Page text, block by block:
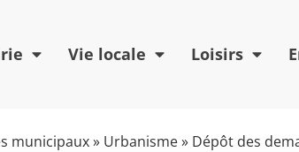
Vie locale Loisirs
municipaux» Urbanisme» Dépôt des